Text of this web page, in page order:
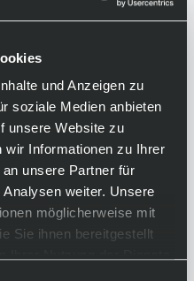
und Anzeigen zu
soziale Medien anbieten
unsere Website zu
wir Informationen zu Ihrer
unsere Partner für
weiter. Unsere
möglicherweise mit
Sie ihnen bereitgestellt
L1 ist eine lange
für intensives
eignet. Sie gehört
von Q36.5. Die
PLUS" und einer
Vlies im
Das macht eine
beiden Schichten